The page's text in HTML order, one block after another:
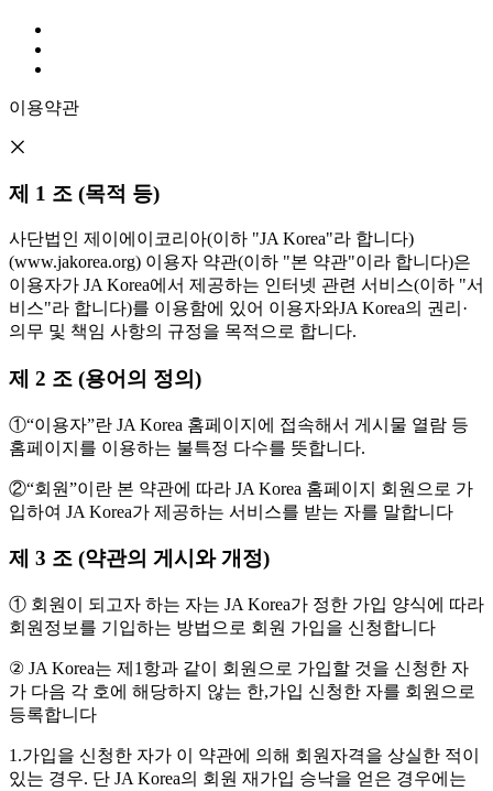
이용약관
제 1 조 (목적 등)
사단법인 제이에이코리아(이하 "JA Korea"라 합니다)
(www.jakorea.org) 이용자 약관(이하 "본 약관"이라 합니다)은
이용자가 JA Korea에서 제공하는 인터넷 관련 서비스(이하 "서
비스"라 합니다)를 이용함에 있어 이용자와JA Korea의 권리·
의무 및 책임 사항의 규정을 목적으로 합니다.
제 2 조 (용어의 정의)
①“이용자”란 JA Korea 홈페이지에 접속해서 게시물 열람 등
홈페이지를 이용하는 불특정 다수를 뜻합니다.
②“회원”이란 본 약관에 따라 JA Korea 홈페이지 회원으로 가
입하여 JA Korea가 제공하는 서비스를 받는 자를 말합니다
제 3 조 (약관의 게시와 개정)
① 회원이 되고자 하는 자는 JA Korea가 정한 가입 양식에 따라
회원정보를 기입하는 방법으로 회원 가입을 신청합니다
② JA Korea는 제1항과 같이 회원으로 가입할 것을 신청한 자
가 다음 각 호에 해당하지 않는 한,가입 신청한 자를 회원으로
등록합니다
1.가입을 신청한 자가 이 약관에 의해 회원자격을 상실한 적이
있는 경우. 단 JA Korea의 회원 재가입 승낙을 얻은 경우에는